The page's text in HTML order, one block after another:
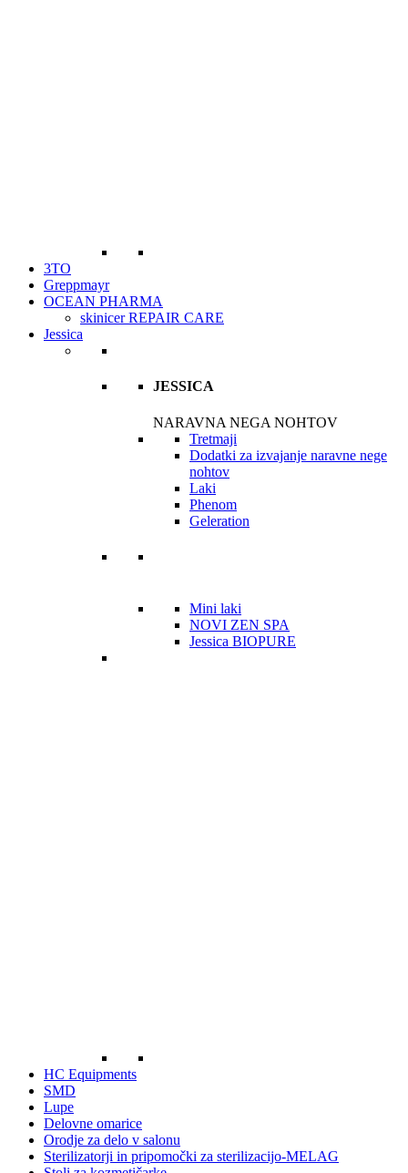
3TO
Greppmayr
OCEAN PHARMA
skinicer REPAIR CARE
Jessica
JESSICA
NARAVNA NEGA NOHTOV
Tretmaji
Dodatki za izvajanje naravne nege
nohtov
Laki
Phenom
Geleration
Mini laki
NOVI ZEN SPA
Jessica BIOPURE
HC Equipments
SMD
Lupe
Delovne omarice
Orodje za delo v salonu
Sterilizatorji in pripomočki za sterilizacijo-MELAG